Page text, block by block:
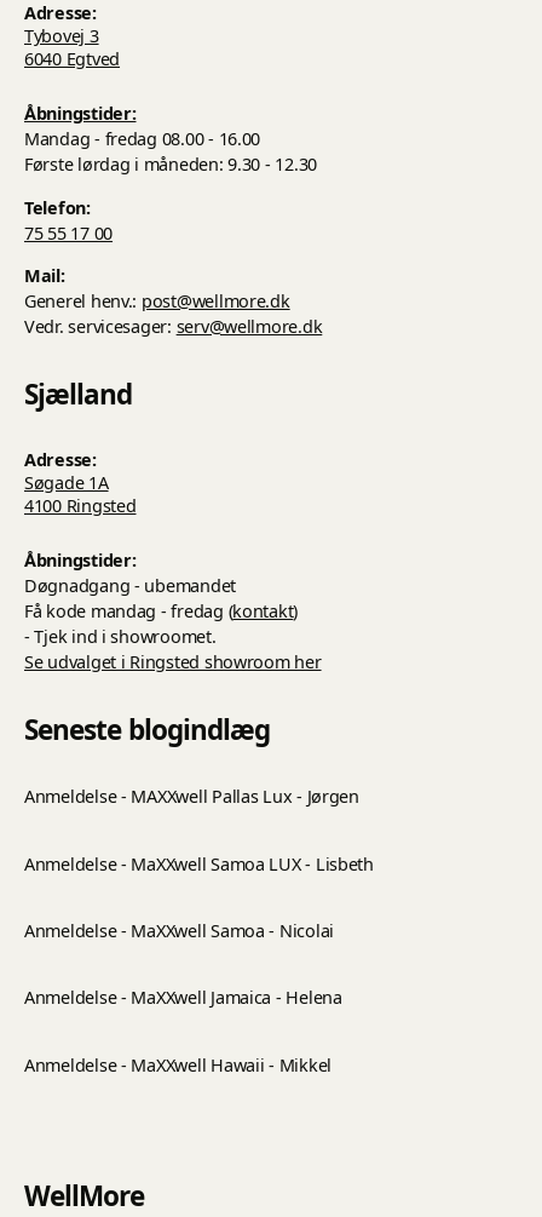
Adresse:
Tybovej 3
6040 Egtved
Åbningstider:
Mandag - fredag 08.00 - 16.00
Første lørdag i måneden: 9.30 - 12.30
Telefon:
75 55 17 00
Mail:
Generel henv.: post@wellmore.dk
Vedr. servicesager: serv@wellmore.dk
Sjælland
Adresse:
Søgade 1A
4100 Ringsted
Åbningstider:
Døgnadgang - ubemandet
Få kode mandag - fredag (kontakt)
- Tjek ind i showroomet.
Se udvalget i Ringsted showroom her
Seneste blogindlæg
Anmeldelse - MAXXwell Pallas Lux - Jørgen
Anmeldelse - MaXXwell Samoa LUX - Lisbeth
Anmeldelse - MaXXwell Samoa - Nicolai
Anmeldelse - MaXXwell Jamaica - Helena
Anmeldelse - MaXXwell Hawaii - Mikkel
WellMore